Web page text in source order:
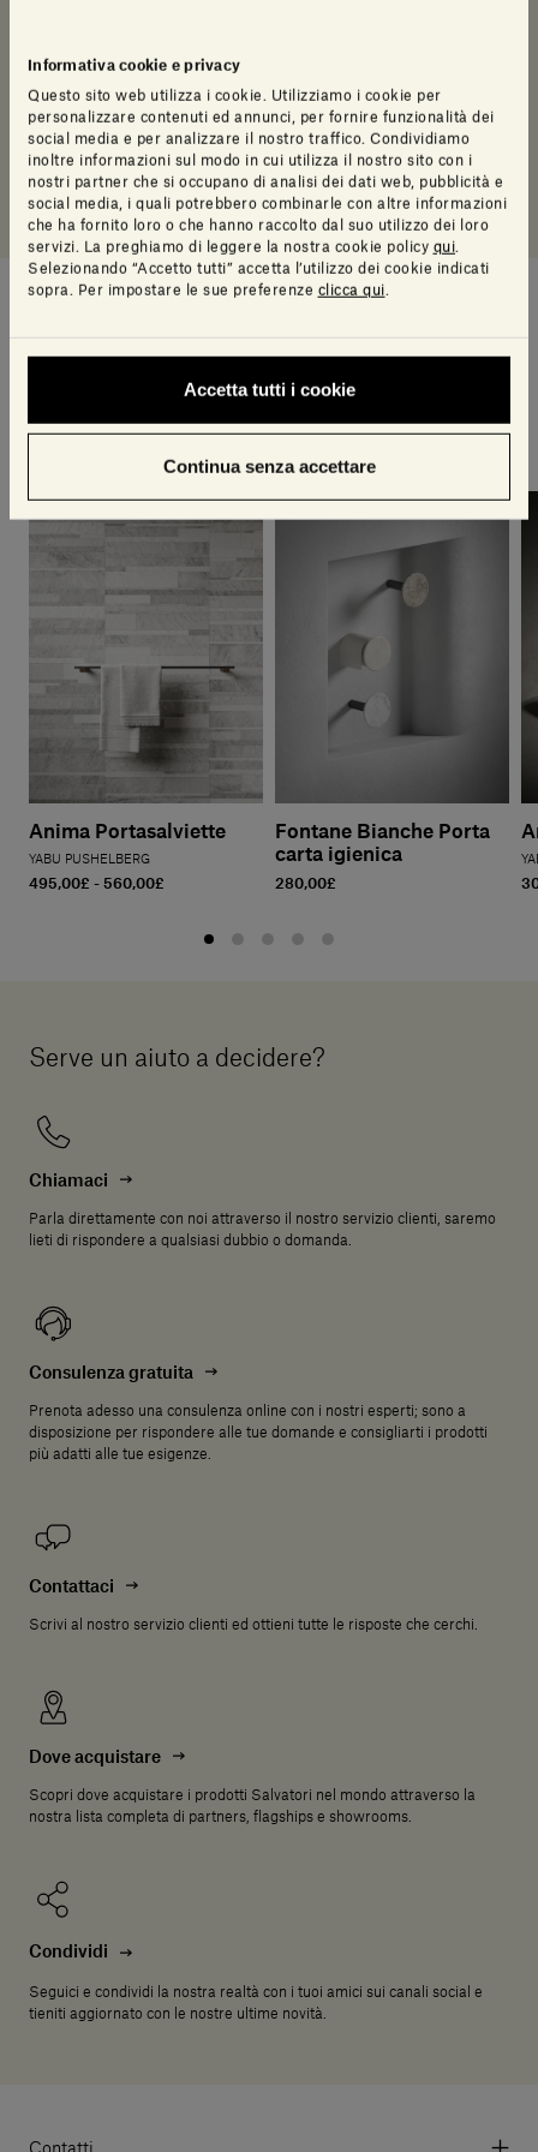
Informativa cookie e privacy
Questo sito web utilizza i cookie. Utilizziamo i cookie per
personalizzare contenuti ed annunci, per fornire funzionalità dei
social media e per analizzare il nostro traffico. Condividiamo
inoltre informazioni sul modo in cui utilizza il nostro sito con i
nostri partner che si occupano di analisi dei dati web, pubblicità e
social media, i quali potrebbero combinarle con altre informazioni
che ha fornito loro o che hanno raccolto dal suo utilizzo dei loro
servizi. La preghiamo di leggere la nostra cookie policy qui.
Selezionando “Accetto tutti” accetta l’utilizzo dei cookie indicati
sopra. Per impostare le sue preferenze clicca qui.
Accetta tutti i cookie
Continua senza accettare
Log in to access a range of useful resources
designed to help your planning.
Manuale di installazione
Suggerimenti di stile
team di design
Anima Portasalviette
YABU PUSHELBERG
495,00£ - 560,00£
Fontane Bianche Porta
carta igienica
280,00£
Serve un aiuto a decidere?
Chiamaci
Parla direttamente con noi attraverso il nostro servizio clienti, saremo
lieti di rispondere a qualsiasi dubbio o domanda.
Consulenza gratuita
Prenota adesso una consulenza online con i nostri esperti; sono a
disposizione per rispondere alle tue domande e consigliarti i prodotti
più adatti alle tue esigenze.
Contattaci
Scrivi al nostro servizio clienti ed ottieni tutte le risposte che cerchi.
Dove acquistare
Scopri dove acquistare i prodotti Salvatori nel mondo attraverso la
nostra lista completa di partners, flagships e showrooms.
Condividi
Seguici e condividi la nostra realtà con i tuoi amici sui canali social e
tieniti aggiornato con le nostre ultime novità.